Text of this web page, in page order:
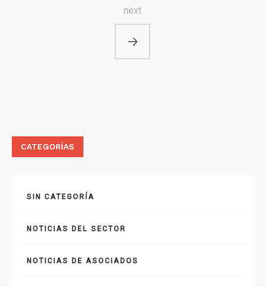
next
CATEGORÍAS
SIN CATEGORÍA
NOTICIAS DEL SECTOR
NOTICIAS DE ASOCIADOS